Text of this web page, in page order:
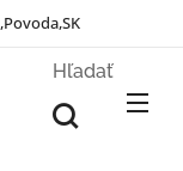
Hľadať